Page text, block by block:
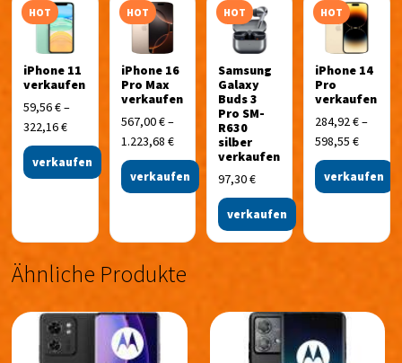
HOT
iPhone 11
verkaufen
59,56€–
322,16€
verkaufen
HOT
iPhone 16
Pro Max
verkaufen
567,00€–
1.223,68 €
verkaufen
HOT
Samsung
Galaxy
Buds 3
Pro SM-
R630
silber
verkaufen
97,30€
verkaufen
HOT
iPhone 14
Pro
verkaufen
284,92€–
598,55€
verkaufen
Ähnliche Produkte